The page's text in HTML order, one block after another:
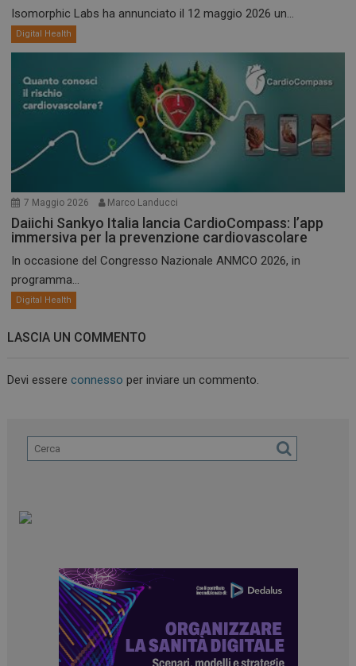
Isomorphic Labs ha annunciato il 12 maggio 2026 un...
Digital Health
7 Maggio 2026 Marco Landucci
Daiichi Sankyo Italia lancia CardioCompass: l’app
immersiva per la prevenzione cardiovascolare
In occasione del Congresso Nazionale ANMCO 2026, in
programma...
Digital Health
LASCIA UN COMMENTO
Devi essereconnesso per inviare un commento.
NOME
FORNITORE / DOMINIO
ARRAffinitySameSite
Microsoft Corporation
.www.dailyhealthindustry.it
PHPSESSID
PHP.net